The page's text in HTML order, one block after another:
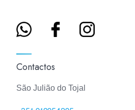
Contactos
São Julião do Tojal